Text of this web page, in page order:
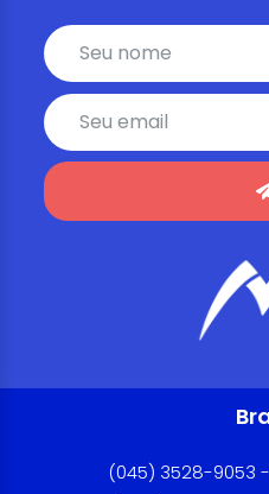
(045) 3528-9053